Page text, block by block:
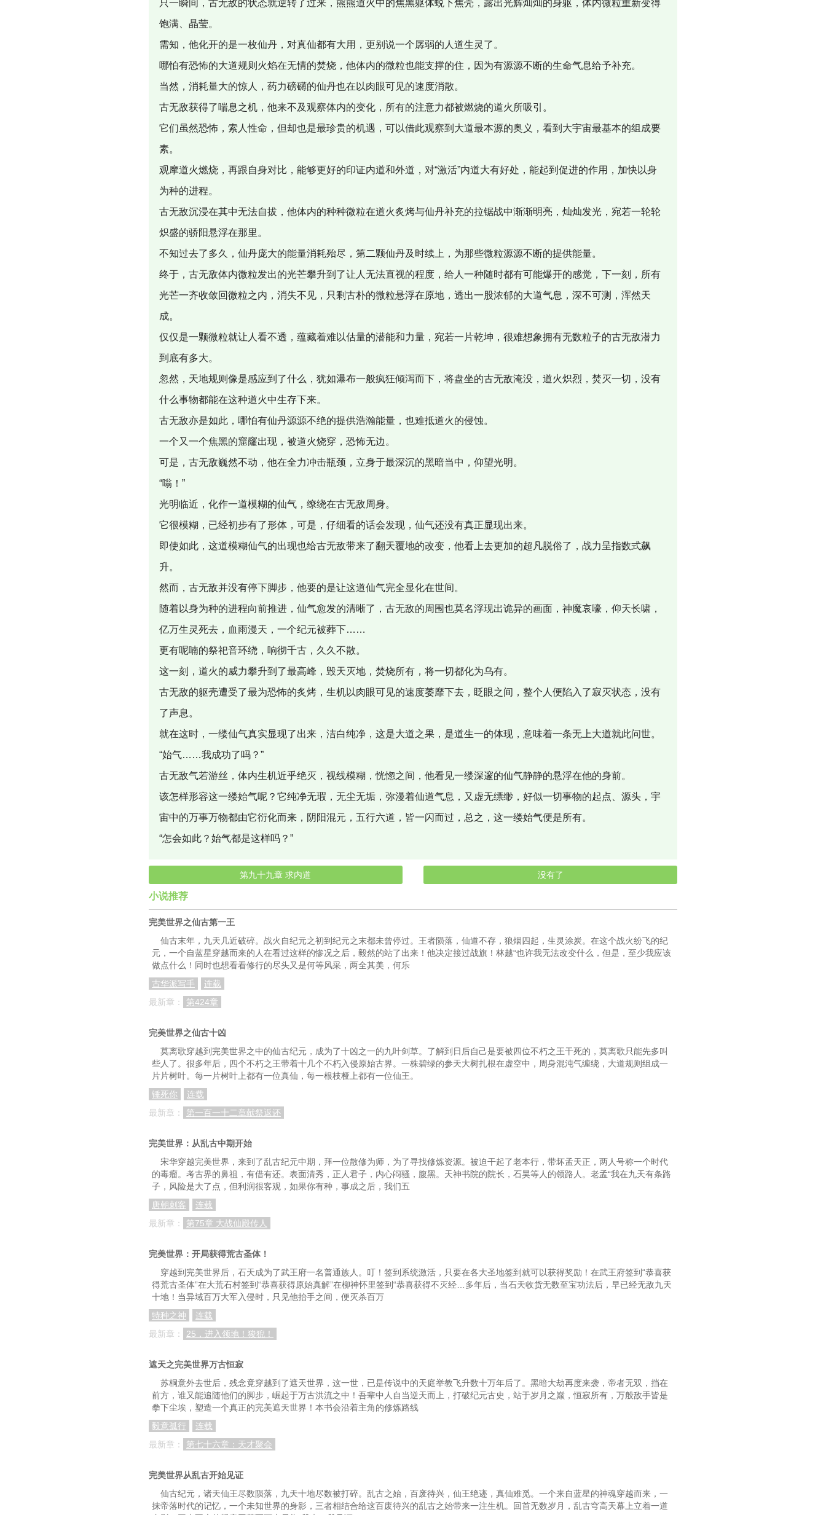
只一瞬间，古无敌的状态就逆转了过来，熊熊道火中的焦黑躯体蜕下焦壳，露出光辉灿灿的身躯，体内微粒重新变得
饱满、晶莹。
需知，他化开的是一枚仙丹，对真仙都有大用，更别说一个孱弱的人道生灵了。
哪怕有恐怖的大道规则火焰在无情的焚烧，他体内的微粒也能支撑的住，因为有源源不断的生命气息给予补充。
当然，消耗量大的惊人，药力磅礴的仙丹也在以肉眼可见的速度消散。
古无敌获得了喘息之机，他来不及观察体内的变化，所有的注意力都被燃烧的道火所吸引。
它们虽然恐怖，索人性命，但却也是最珍贵的机遇，可以借此观察到大道最本源的奥义，看到大宇宙最基本的组成要
素。
观摩道火燃烧，再跟自身对比，能够更好的印证内道和外道，对“激活”内道大有好处，能起到促进的作用，加快以身
为种的进程。
古无敌沉浸在其中无法自拔，他体内的种种微粒在道火炙烤与仙丹补充的拉锯战中渐渐明亮，灿灿发光，宛若一轮轮
炽盛的骄阳悬浮在那里。
不知过去了多久，仙丹庞大的能量消耗殆尽，第二颗仙丹及时续上，为那些微粒源源不断的提供能量。
终于，古无敌体内微粒发出的光芒攀升到了让人无法直视的程度，给人一种随时都有可能爆开的感觉，下一刻，所有
光芒一齐收敛回微粒之内，消失不见，只剩古朴的微粒悬浮在原地，透出一股浓郁的大道气息，深不可测，浑然天
成。
仅仅是一颗微粒就让人看不透，蕴藏着难以估量的潜能和力量，宛若一片乾坤，很难想象拥有无数粒子的古无敌潜力
到底有多大。
忽然，天地规则像是感应到了什么，犹如瀑布一般疯狂倾泻而下，将盘坐的古无敌淹没，道火炽烈，焚灭一切，没有
什么事物都能在这种道火中生存下来。
古无敌亦是如此，哪怕有仙丹源源不绝的提供浩瀚能量，也难抵道火的侵蚀。
一个又一个焦黑的窟窿出现，被道火烧穿，恐怖无边。
可是，古无敌巍然不动，他在全力冲击瓶颈，立身于最深沉的黑暗当中，仰望光明。
“嗡！”
光明临近，化作一道模糊的仙气，缭绕在古无敌周身。
它很模糊，已经初步有了形体，可是，仔细看的话会发现，仙气还没有真正显现出来。
即使如此，这道模糊仙气的出现也给古无敌带来了翻天覆地的改变，他看上去更加的超凡脱俗了，战力呈指数式飙
升。
然而，古无敌并没有停下脚步，他要的是让这道仙气完全显化在世间。
随着以身为种的进程向前推进，仙气愈发的清晰了，古无敌的周围也莫名浮现出诡异的画面，神魔哀嚎，仰天长啸，
亿万生灵死去，血雨漫天，一个纪元被葬下……
更有呢喃的祭祀音环绕，响彻千古，久久不散。
这一刻，道火的威力攀升到了最高峰，毁天灭地，焚烧所有，将一切都化为乌有。
古无敌的躯壳遭受了最为恐怖的炙烤，生机以肉眼可见的速度萎靡下去，眨眼之间，整个人便陷入了寂灭状态，没有
了声息。
就在这时，一缕仙气真实显现了出来，洁白纯净，这是大道之果，是道生一的体现，意味着一条无上大道就此问世。
“始气……我成功了吗？”
古无敌气若游丝，体内生机近乎绝灭，视线模糊，恍惚之间，他看见一缕深邃的仙气静静的悬浮在他的身前。
该怎样形容这一缕始气呢？它纯净无瑕，无尘无垢，弥漫着仙道气息，又虚无缥缈，好似一切事物的起点、源头，宇
宙中的万事万物都由它衍化而来，阴阳混元，五行六道，皆一闪而过，总之，这一缕始气便是所有。
“怎会如此？始气都是这样吗？”
第九十九章 求内道 没有了
小说推荐
完美世界之仙古第一王
仙古末年，九天几近破碎。战火自纪元之初到纪元之末都未曾停过。王者陨落，仙道不存，狼烟四起，生灵涂炭。在这个战火纷飞的纪
元，一个自蓝星穿越而来的人在看过这样的惨况之后，毅然的站了出来！他决定接过战旗！林越“也许我无法改变什么，但是，至少我应该
做点什么！同时也想看看修行的尽头又是何等风采，两全其美，何乐
古华派写手
连载
最新章：
第424章
完美世界之仙古十凶
莫离歌穿越到完美世界之中的仙古纪元，成为了十凶之一的九叶剑草。了解到日后自己是要被四位不朽之王干死的，莫离歌只能先多叫
些人了。很多年后，四个不朽之王带着十几个不朽入侵原始古界。一株碧绿的参天大树扎根在虚空中，周身混沌气缠绕，大道规则组成一
片片树叶。每一片树叶上都有一位真仙，每一根枝桠上都有一位仙王。
锤死你
连载
最新章：
第一百一十二章献祭返还
完美世界：从乱古中期开始
宋华穿越完美世界，来到了乱古纪元中期，拜一位散修为师，为了寻找修炼资源。被迫干起了老本行，带坏孟天正，两人号称一个时代
的毒瘤。考古界的鼻祖，有借有还。表面清秀，正人君子，内心闷骚，腹黑。天神书院的院长，石昊等人的领路人。老孟“我在九天有条路
子，风险是大了点，但利润很客观，如果你有种，事成之后，我们五
唐朝刺客
连载
最新章：
第75章 大战仙殿传人
完美世界：开局获得荒古圣体！
穿越到完美世界后，石天成为了武王府一名普通族人。叮！签到系统激活，只要在各大圣地签到就可以获得奖励！在武王府签到“恭喜获
得荒古圣体”在大荒石村签到“恭喜获得原始真解”在柳神怀里签到“恭喜获得不灭经…多年后，当石天收货无数至宝功法后，早已经无敌九天
十地！当异域百万大军入侵时，只见他抬手之间，便灭杀百万
特种之神
连载
最新章：
25，进入领地！狻猊！
遮天之完美世界万古恒寂
苏桐意外去世后，残念竟穿越到了遮天世界，这一世，已是传说中的天庭举教飞升数十万年后了。黑暗大劫再度来袭，帝者无双，挡在
前方，谁又能追随他们的脚步，崛起于万古洪流之中！吾辈中人自当逆天而上，打破纪元古史，站于岁月之巅，恒寂所有，万般敌手皆是
拳下尘埃，塑造一个真正的完美遮天世界！本书会沿着主角的修炼路线
毅意孤行
连载
最新章：
第七十六章：天才聚会
完美世界从乱古开始见证
仙古纪元，诸天仙王尽数陨落，九天十地尽数被打碎。乱古之始，百废待兴，仙王绝迹，真仙难觅。一个来自蓝星的神魂穿越而来，一
抹帝落时代的记忆，一个未知世界的身影，三者相结合给这百废待兴的乱古之始带来一注生机。回首无数岁月，乱古穹高天幕上立着一道